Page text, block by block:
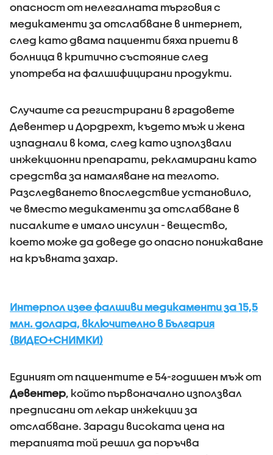
опасност от нелегалната търговия с
медикаменти за отслабване в интернет,
след като двама пациенти бяха приети в
болница в критично състояние след
употреба на фалшифицирани продукти.
Случаите са регистрирани в градовете
Девентер и Дордрехт, където мъж и жена
изпаднали в кома, след като използвали
инжекционни препарати, рекламирани като
средства за намаляване на теглото.
Разследването впоследствие установило,
че вместо медикаменти за отслабване в
писалките е имало инсулин - вещество,
което може да доведе до опасно понижаване
на кръвната захар.
Интерпол изее фалшиви медикаменти за 15,5
млн. долара, включително в България
(ВИДЕО+СНИМКИ)
Единият от пациентите е 54-годишен мъж от
Девентер, който първоначално използвал
предписани от лекар инжекции за
отслабване. Заради високата цена на
терапията той решил да поръчва